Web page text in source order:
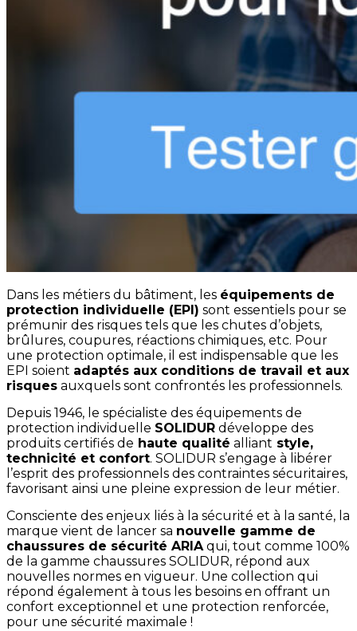
Dans les métiers du bâtiment, les équipements de
protection individuelle (EPI) sont essentiels pour se
prémunir des risques tels que les chutes d’objets,
brûlures, coupures, réactions chimiques, etc. Pour
une protection optimale, il est indispensable que les
EPI soient adaptés aux conditions de travail et aux
risques auxquels sont confrontés les professionnels.
Depuis 1946, le spécialiste des équipements de
protection individuelle SOLIDUR développe des
produits certifiés de haute qualité alliant style,
technicité et confort. SOLIDUR s’engage à libérer
l’esprit des professionnels des contraintes sécuritaires,
favorisant ainsi une pleine expression de leur métier.
Consciente des enjeux liés à la sécurité et à la santé, la
marque vient de lancer sa nouvelle gamme de
chaussures de sécurité ARIAqui, tout comme 100%
de la gamme chaussures SOLIDUR, répond aux
nouvelles normes en vigueur. Une collection qui
répond également à tous les besoins en offrant un
confort exceptionnel et une protection renforcée,
pour une sécurité maximale !